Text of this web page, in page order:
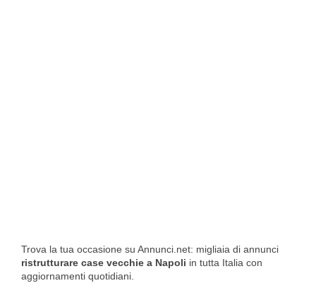
Trova la tua occasione su Annunci.net: migliaia di annunci
ristrutturare case vecchie a Napoli in tutta Italia con
aggiornamenti quotidiani.